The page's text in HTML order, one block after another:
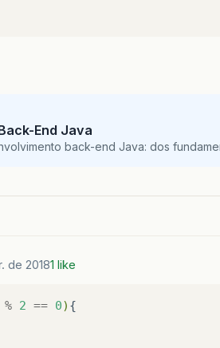
End Java
back-end Java: dos
de 20181 like
% 2 == 0)